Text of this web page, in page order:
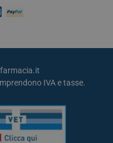
IVA e tasse.